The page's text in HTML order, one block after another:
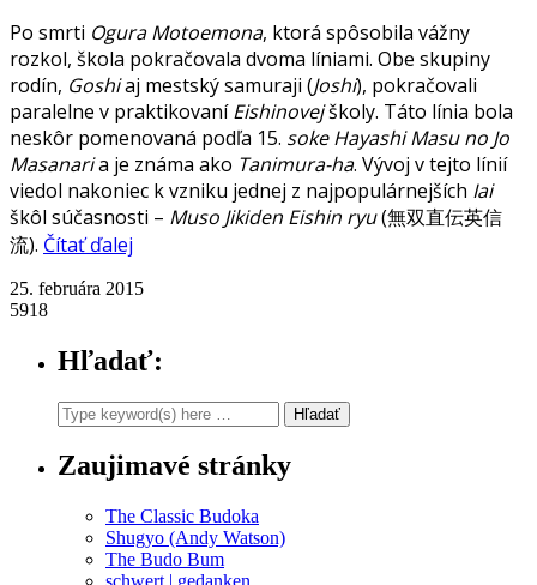
Po smrti Ogura Motoemona, ktorá spôsobila vážny
rozkol, škola pokračovala dvoma líniami. Obe skupiny
rodín, Goshiaj mestský samuraji (Joshi), pokračovali
paralelne v praktikovaníEishinovejškoly. Táto línia bola
neskôr pomenovaná podľa 15. soke Hayashi Masu no Jo
Masanaria je známa ako Tanimura-ha. Vývoj v tejto línií
viedol nakoniec k vzniku jednej z najpopulárnejších Iai
škôl súčasnosti – Muso Jikiden Eishin ryu(無双直伝英信
流). Čítať ďalej
25. februára 2015
5918
Hľadať:
Zaujimavé stránky
The Classic Budoka
Shugyo (Andy Watson)
The Budo Bum